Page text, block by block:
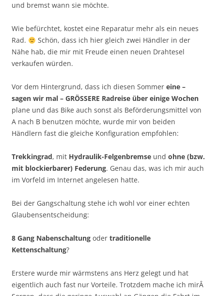
und bremst wann sie möchte.
Wie befürchtet, kostet eine Reparatur mehr als ein neues
Rad.
Schön, dass ich hier gleich zwei Händler in der
Nähe hab, die mir mit Freude einen neuen Drahtesel
verkaufen würden.
Vor dem Hintergrund, dass ich diesen Sommer eine –
sagen wir mal – GRÖSSERE Radreise über einige Wochen
plane und das Bike auch sonst als Beförderungsmittel von
A nach B benutzen möchte, wurde mir von beiden
Händlern fast die gleiche Konfiguration empfohlen:
Trekkingrad, mit Hydraulik-Felgenbremse und ohne (bzw.
mit blockierbarer) Federung. Genau das, was ich mir auch
im Vorfeld im Internet angelesen hatte.
Bei der Gangschaltung stehe ich wohl vor einer echten
Glaubensentscheidung:
8 Gang Nabenschaltung oder traditionelle
Kettenschaltung?
Erstere wurde mir wärmstens ans Herz gelegt und hat
eigentlich auch fast nur Vorteile. Trotzdem mache ich mirÂ